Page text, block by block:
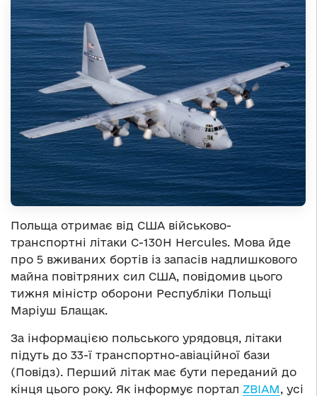
Польща отримає від США військово-
транспортні літаки C-130H Hercules. Мова йде
про 5 вживаних бортів із запасів надлишкового
майна повітряних сил США, повідомив цього
тижня міністр оборони Республіки Польщі
Маріуш Блащак.
За інформацією польського урядовця, літаки
підуть до 33-ї транспортно-авіаційної бази
(Повідз). Перший літак має бути переданий до
кінця цього року. Як інформує портал ZBIAM, усі